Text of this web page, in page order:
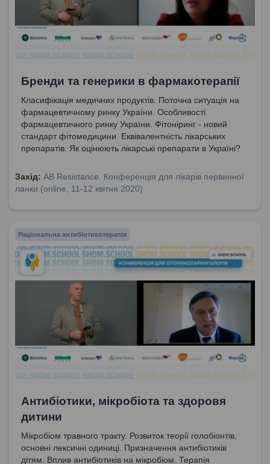
Бренди та генерики в фармакотерапії
Класифікація медичних продуктів. Поточна ситуація на
фармацевтичному ринку України. Особливості
фармацевтичного ринку України. Фітоніринг - новий
стандарт фітомедицини. Еквівалентність лікарських
препаратів. Як оцінюють лікарські препарати в Україні?
Захід: AB Resistance. Конференція для лікарів первинної
ланки (online, 11-12 квітня 2020)
Раціональна антибіотикотерапія
Антибіотики, мікробіота та здоровя
дитини
Мікробіом травного тракту. Розвиток теорії голобіонтів,
основні лексичні одиниці. Призначення антибіотиків
дітям. Вплив антибіотиків на мікробіом. Терапія